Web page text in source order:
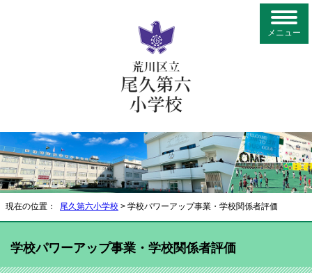
メニュー
現在の位置： 尾久第六小学校 > 学校パワーアップ事業・学校関係者評価
学校パワーアップ事業・学校関係者評価